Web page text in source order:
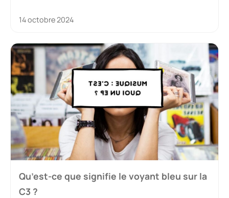
14 octobre 2024
Qu’est-ce que signifie le voyant bleu sur la
C3 ?